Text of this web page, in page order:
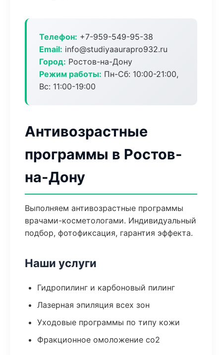
Телефон: +7-959-549-95-38
Email: info@studiyaaurapro932.ru
Город: Ростов-на-Дону
Режим работы: Пн-Сб: 10:00-21:00,
Вс: 11:00-19:00
Антивозрастные
программы в Ростов-
на-Дону
Выполняем антивозрастные программы
врачами-косметологами. Индивидуальный
подбор, фотофиксация, гарантия эффекта.
Наши услуги
Гидропилинг и карбоновый пилинг
Лазерная эпиляция всех зон
Уходовые программы по типу кожи
Фракционное омоложение co2